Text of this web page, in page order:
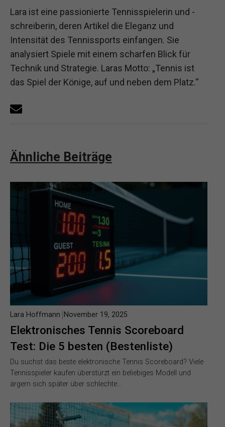
Lara ist eine passionierte Tennisspielerin und -
schreiberin, deren Artikel die Eleganz und
Intensität des Tennissports einfangen. Sie
analysiert Spiele mit einem scharfen Blick für
Technik und Strategie. Laras Motto: „Tennis ist
das Spiel der Könige, auf und neben dem Platz.“
Ähnliche Beiträge
Elektronisches Tennis Scoreboard
Test: Die 5 besten (Bestenliste)
Lara Hoffmann November 19, 2025
Du suchst das beste elektronische Tennis Scoreboard? Viele
Tennisspieler kaufen überstürzt ein beliebiges Modell und
ärgern sich später über schlechte…